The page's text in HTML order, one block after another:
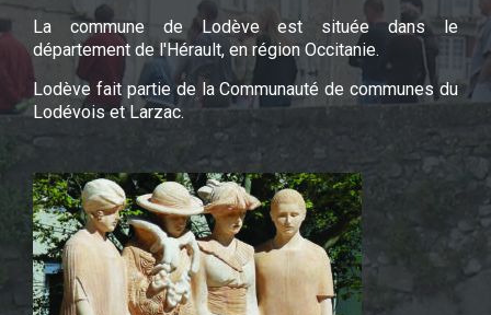
La commune de Lodève est située dans le
département de l'Hérault, en région Occitanie.
Lodève fait partie de la Communauté de communes du
Lodévois et Larzac.